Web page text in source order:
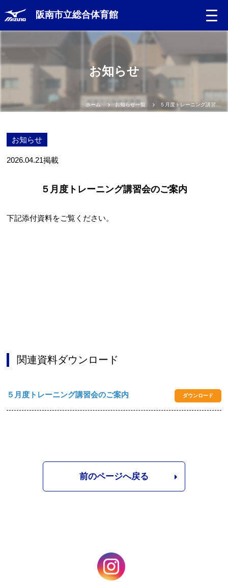
阪南市立総合体育館
お知らせ
ホーム お知らせ一覧
お知らせ
2026.04.21掲載
５月度トレーニング講習会のご案内
下記添付資料をご覧ください。
関連資料ダウンロード
５月度トレーニング講習会のご案内 ダウンロード
前のページへ戻る